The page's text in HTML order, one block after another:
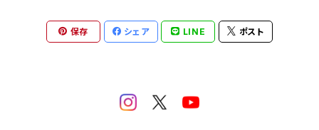
保存 シェア LINE ポスト